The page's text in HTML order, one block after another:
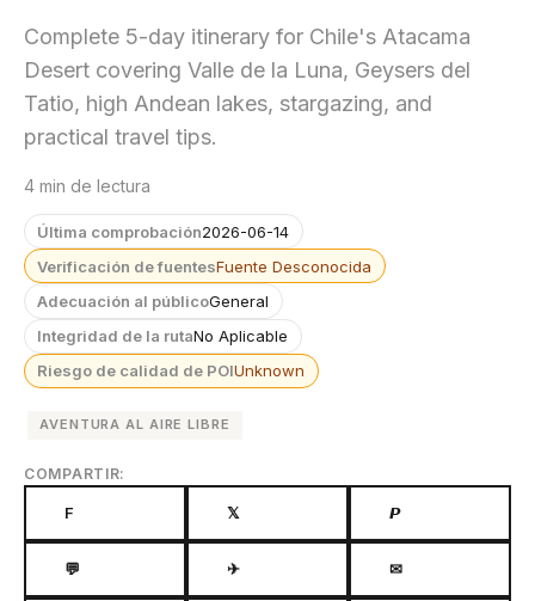
Complete 5-day itinerary for Chile's Atacama
Desert covering Valle de la Luna, Geysers del
Tatio, high Andean lakes, stargazing, and
practical travel tips.
4 min de lectura
Última comprobación2026-06-14
Verificación de fuentesFuente Desconocida
Adecuación al públicoGeneral
Integridad de la rutaNo Aplicable
Riesgo de calidad de POIUnknown
AVENTURA AL AIRE LIBRE
COMPARTIR:
F 𝕏 𝙋
💬 ✈ ✉